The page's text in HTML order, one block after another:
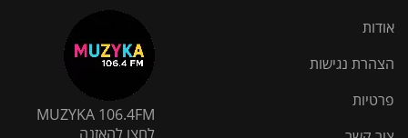
אודות
הצהרת נגישות
פרטיות
MUZYKA 106.4FM
לחצו להאזנה